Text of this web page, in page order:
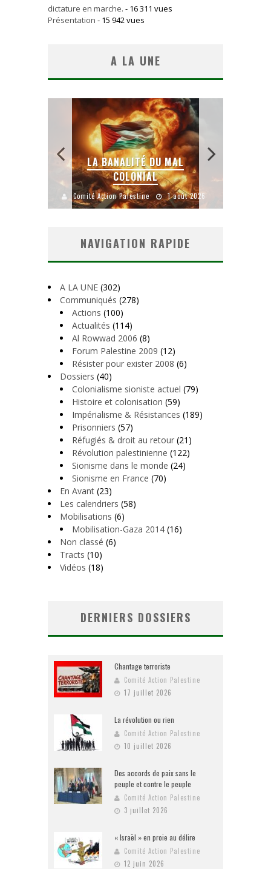
dictature en marche. - 16 311 vues
Présentation - 15 942 vues
A LA UNE
LA BANALITÉ DU MAL
COLONIAL
Comité Action Palestine 1 août 2026
NAVIGATION RAPIDE
A LA UNE (302)
Communiqués (278)
Actions (100)
Actualités (114)
Al Rowwad 2006 (8)
Forum Palestine 2009 (12)
Résister pour exister 2008 (6)
Dossiers (40)
Colonialisme sioniste actuel (79)
Histoire et colonisation (59)
Impérialisme & Résistances (189)
Prisonniers (57)
Réfugiés & droit au retour (21)
Révolution palestinienne (122)
Sionisme dans le monde (24)
Sionisme en France (70)
En Avant (23)
Les calendriers (58)
Mobilisations (6)
Mobilisation-Gaza 2014 (16)
Non classé (6)
Tracts (10)
Vidéos (18)
DERNIERS DOSSIERS
Chantage terroriste
Comité Action Palestine
17 juillet 2026
La révolution ou rien
Comité Action Palestine
10 juillet 2026
Des accords de paix sans le
peuple et contre le peuple
Comité Action Palestine
3 juillet 2026
« Israël » en proie au délire
Comité Action Palestine
12 juin 2026